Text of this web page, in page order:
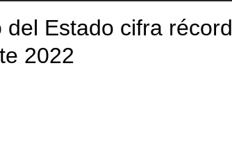
del Estado cifra
2022